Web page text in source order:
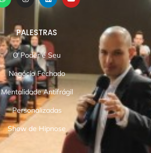
PALESTRAS
O Poder é Seu
Negócio Fechado
Mentalidade Antifrágil
Personalizadas
Show de Hipnose